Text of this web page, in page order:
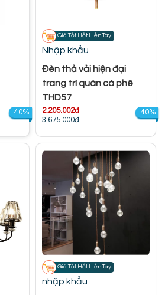
-40%
Giá Tốt Hốt Liền Tay
Nhập khẩu
Đèn thả vải hiện đại
trang trí quán cà phê
THD57
2.205.002đ
3.675.000đ
-40%
Giá Tốt Hốt Liền Tay
nhập khẩu